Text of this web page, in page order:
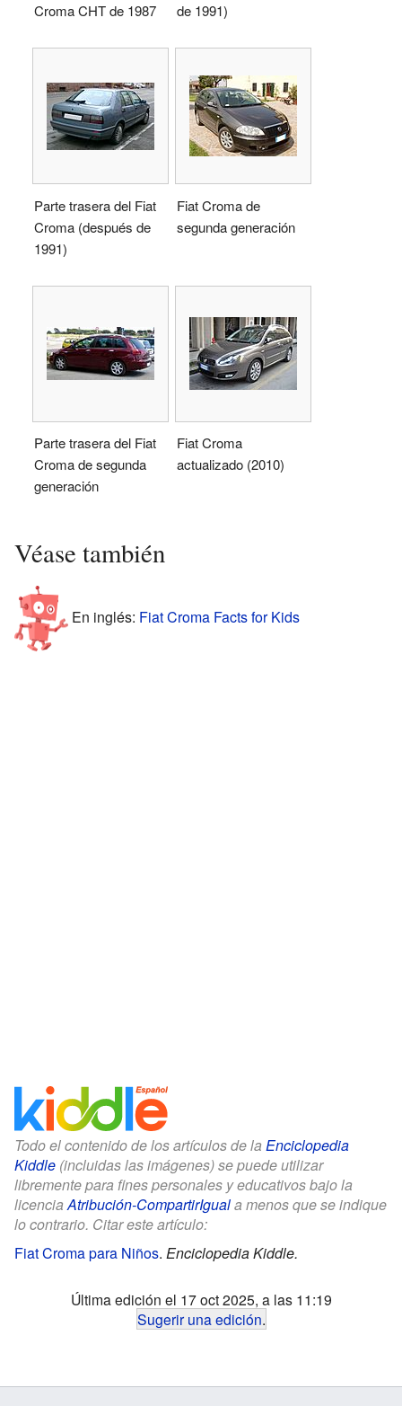
Croma CHT de 1987
de 1991)
Parte trasera del Fiat
Croma (después de
1991)
Fiat Croma de
segunda generación
Parte trasera del Fiat
Croma de segunda
generación
Fiat Croma
actualizado (2010)
Véase también
En inglés: Fiat Croma Facts for Kids
Todo el contenido de los artículos de la Enciclopedia
Kiddle (incluidas las imágenes) se puede utilizar
libremente para fines personales y educativos bajo la
licenciaAtribución-CompartirIguala menos que se indique
lo contrario. Citar este artículo:
Fiat Croma para Niños. Enciclopedia Kiddle.
Última edición el 17 oct 2025, a las 11:19
Sugerir una edición.